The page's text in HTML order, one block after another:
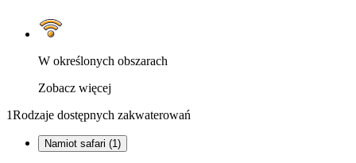
W określonych obszarach
Zobacz więcej
1Rodzaje dostępnych zakwaterowań
Namiot safari (1)